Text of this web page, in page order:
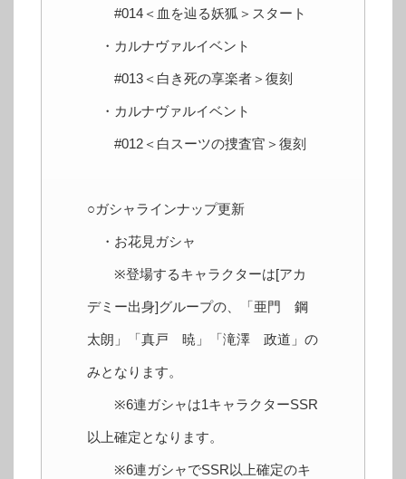
#014＜血を辿る妖狐＞スタート
・カルナヴァルイベント
#013＜白き死の享楽者＞復刻
・カルナヴァルイベント
#012＜白スーツの捜査官＞復刻
○ガシャラインナップ更新
・お花見ガシャ
※登場するキャラクターは[アカ
デミー出身]グループの、「亜門 鋼
太朗」「真戸 暁」「滝澤 政道」の
みとなります。
※6連ガシャは1キャラクターSSR
以上確定となります。
※6連ガシャでSSR以上確定のキ